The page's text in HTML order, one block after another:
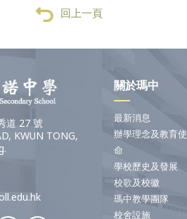
回上一頁
道 27 號
KWUN TONG,
關於瑪中
最新消息
辦學理念及教育使
命
學校歷史及發展
校歌及校徽
瑪中教學團隊
校舍設施